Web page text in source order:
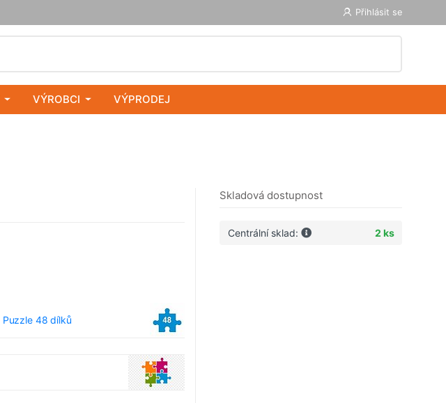
Přihlásit se
VÝROBCI VÝPRODEJ
Puzzle 48 dílků
Skladová dostupnost
Centrální sklad: 2 ks